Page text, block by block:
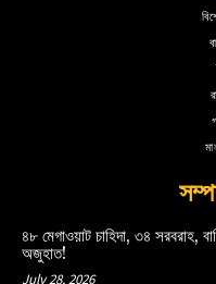
৪৮ মেগাওয়াট চাহিদা, ৩৪ সরবরাহ,
অজুহাত!
July 28, 2026